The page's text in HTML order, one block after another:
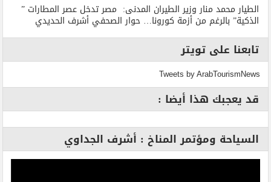
الطيار محمد منار وزير الطيران المدنى: مصر تدخل عصر المطارات ”
الذكية” بالرغم من أزمة كورونا… حوار الصحفي أشرف الحديدي
تابعنا على تويتر
Tweets by ArabTourismNews
قد يعجبك هذا أيضا :
السياحة ومؤتمر المناخ : أشرف الجداوي